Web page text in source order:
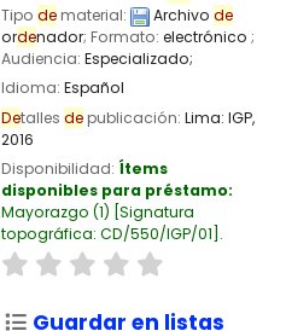
Tipo dematerial: Archivo de
ordenador; Formato: electrónico ;
Audiencia: Especializado;
Idioma: Español
Detalles depublicación: Lima: IGP,
2016
Disponibilidad: Ítems
disponibles para préstamo:
Mayorazgo (1) Signatura
topográfica: CD/550/IGP/01 .
Guardar en listas